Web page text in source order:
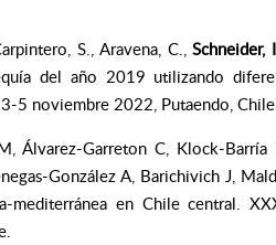
S., Aravena, C.,Schneider,
del año 2019 utilizando
5 noviembre 2022, Putaendo, Chile.
Álvarez-Garreton C, Klock-Barría
González A, Barichivich J,
en Chile central.